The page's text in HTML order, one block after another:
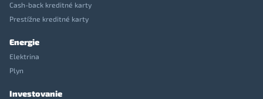
Cash-back kreditné karty
Prestížne kreditné karty
Energie
Elektrina
Plyn
Investovanie